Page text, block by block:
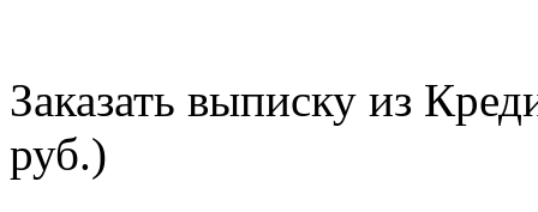
Заказать выписку из
руб.)